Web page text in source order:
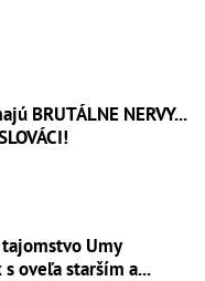
BRUTÁLNE NERVY...
Umy
oveľa starším a...